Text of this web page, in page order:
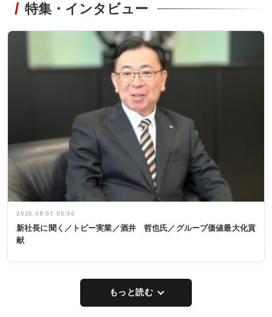
特集・インタビュー
2026.08.07 05:00
新社長に聞く／トピー実業／酒井 哲也氏／グループ価値最大化貢
献
もっと読む